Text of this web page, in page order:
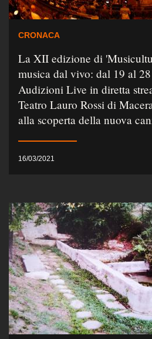
CRONACA
La XII edizione di
musica dal vivo: dal 19 al
Audizioni Live in diretta
Teatro Lauro Rossi di
alla scoperta della nuova
16/03/2021